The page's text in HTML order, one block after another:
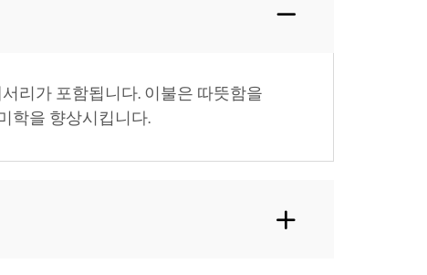
리가 포함됩니다. 이불은 따뜻함을
학을 향상시킵니다.